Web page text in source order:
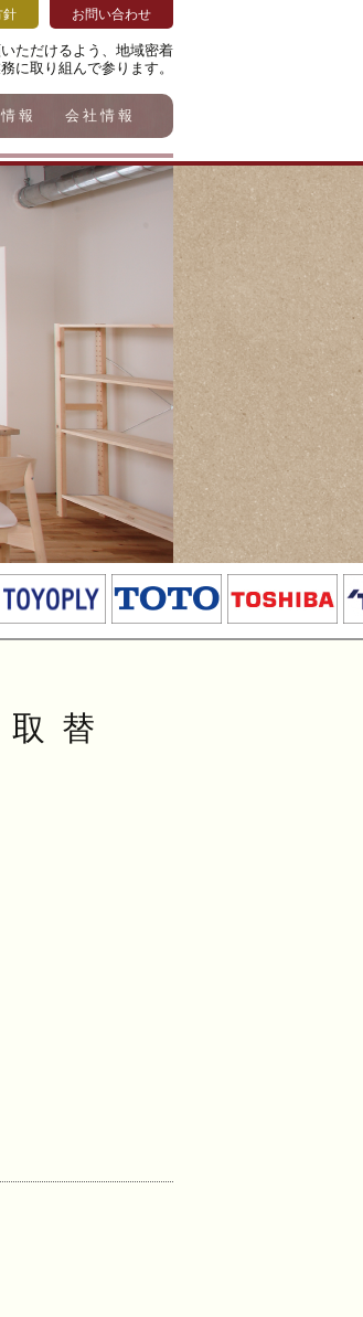
ただけるよう、地域密着
に取り組んで参ります。
針 お問い合わせ
報 会社情報
替